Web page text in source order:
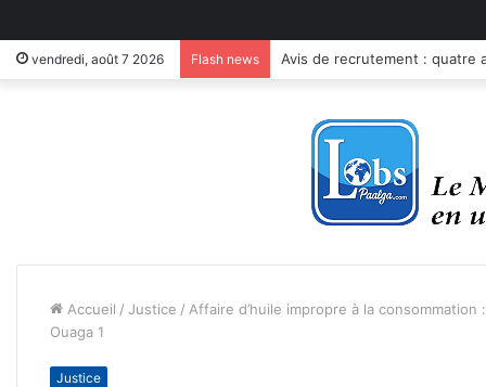
vendredi, août 7 2026 Flash news Côte d’Ivoire : Hervé
Accueil / Justice / Affaire d’huile impropre à la
Ouaga 1
Justice